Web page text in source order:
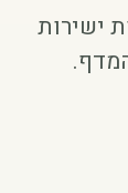
ישירות